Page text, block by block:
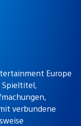
Europe
Spieltitel,
verbundene